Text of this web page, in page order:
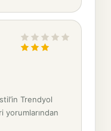
Trendyol
yorumlarından